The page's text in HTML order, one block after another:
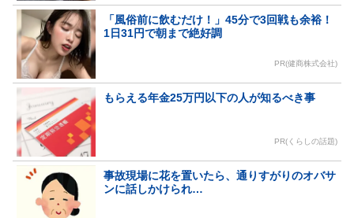
「風俗前に飲むだけ！」45分で3回戦も余裕！
1日31円で朝まで絶好調
PR(健商株式会社)
もらえる年金25万円以下の人が知るべき事
PR(くらしの話題)
事故現場に花を置いたら、通りすがりのオバサ
ンに話しかけられ…